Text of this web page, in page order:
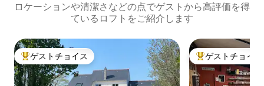
ロケーションや清潔さなどの点でゲストから高評価を得
ているロフトをご紹介します
大好評のゲストチョイスです。
ゲストチョイス 大好評のゲスト
ゲストチョイス